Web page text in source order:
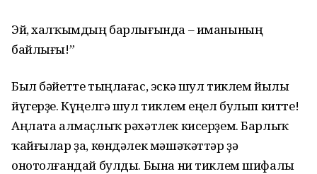
Эй, халҡымдың барлығында – иманының
байлығы!”
Был бәйетте тыңлағас, эскә шул тиклем йылы
йүгерҙе. Күңелгә шул тиклем еңел булып китте!
Аңлата алмаҫлыҡ рәхәтлек кисерҙем. Барлыҡ
ҡайғылар ҙа, көндәлек мәшәҡәттәр ҙә
онотолғандай булды. Бына ни тиклем шифалы